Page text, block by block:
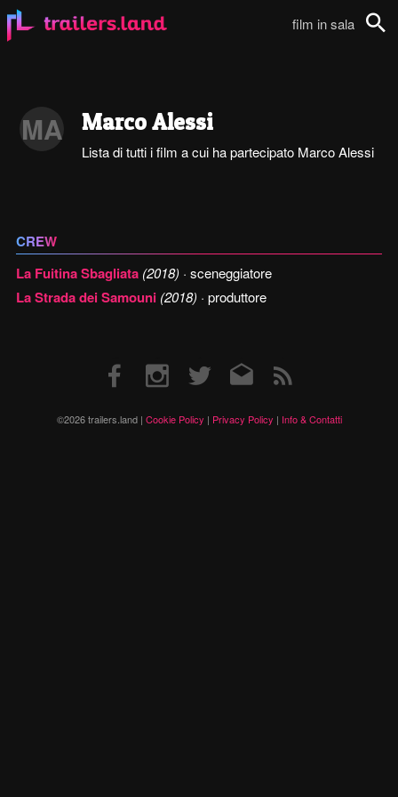
film in sala
MA Marco Alessi
Lista di tutti i film a cui ha partecipato Marco Alessi
CREW
La Fuitina Sbagliata (2018) · sceneggiatore
La Strada dei Samouni (2018) · produttore
©2026 trailers.land | Cookie Policy | Privacy Policy | Info & Contatti